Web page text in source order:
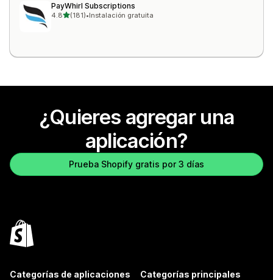
PayWhirl Subscriptions
4.8de 5 estrellas
(181)
181 reseñas en total
•Instalación gratuita
¿Quieres agregar una
aplicación?
Prueba Shopify gratis por 3 días
Categorías de aplicaciones Categorías principales